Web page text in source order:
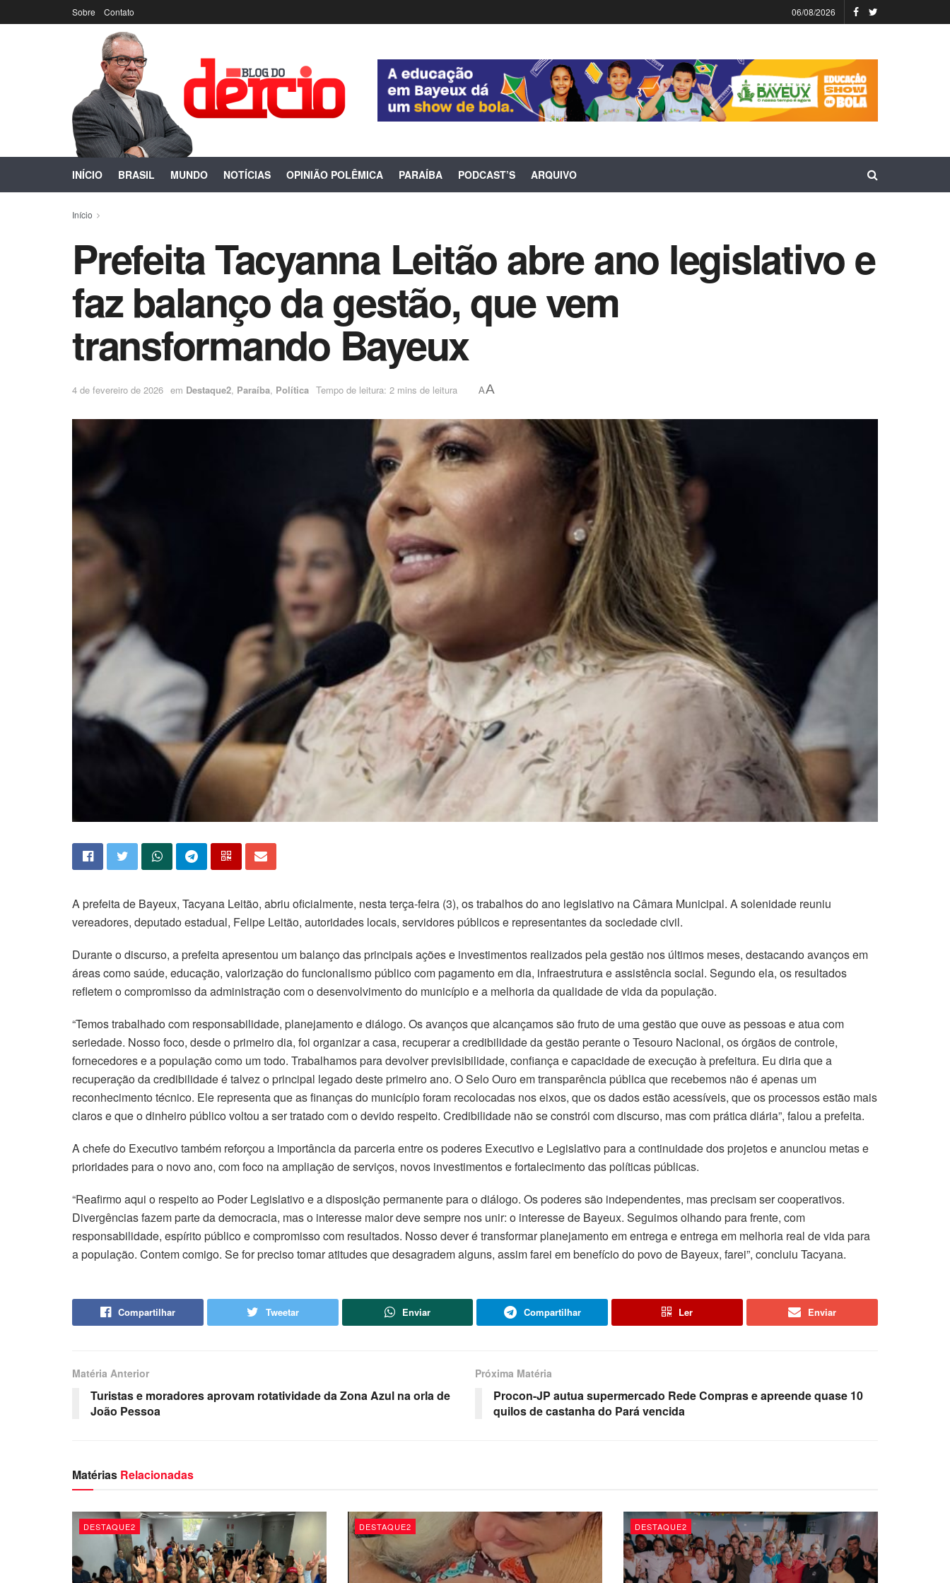
Sobre Contato 06/08/2026
INÍCIO BRASIL MUNDO NOTÍCIAS OPINIÃO POLÊMICA PARAÍBA PODCAST’S ARQUIVO
Início
Prefeita Tacyanna Leitão abre ano legislativo e
faz balanço da gestão, que vem
transformando Bayeux
4 de fevereiro de 2026 em Destaque2, Paraíba, Política Tempo de leitura: 2 mins de leitura AA
A prefeita de Bayeux, Tacyana Leitão, abriu oficialmente, nesta terça-feira (3), os trabalhos do ano legislativo na Câmara Municipal. A solenidade reuniu
vereadores, deputado estadual, Felipe Leitão, autoridades locais, servidores públicos e representantes da sociedade civil.
Durante o discurso, a prefeita apresentou um balanço das principais ações e investimentos realizados pela gestão nos últimos meses, destacando avanços em
áreas como saúde, educação, valorização do funcionalismo público com pagamento em dia, infraestrutura e assistência social. Segundo ela, os resultados
refletem o compromisso da administração com o desenvolvimento do município e a melhoria da qualidade de vida da população.
“Temos trabalhado com responsabilidade, planejamento e diálogo. Os avanços que alcançamos são fruto de uma gestão que ouve as pessoas e atua com
seriedade. Nosso foco, desde o primeiro dia, foi organizar a casa, recuperar a credibilidade da gestão perante o Tesouro Nacional, os órgãos de controle,
fornecedores e a população como um todo. Trabalhamos para devolver previsibilidade, confiança e capacidade de execução à prefeitura. Eu diria que a
recuperação da credibilidade é talvez o principal legado deste primeiro ano. O Selo Ouro em transparência pública que recebemos não é apenas um
reconhecimento técnico. Ele representa que as finanças do município foram recolocadas nos eixos, que os dados estão acessíveis, que os processos estão mais
claros e que o dinheiro público voltou a ser tratado com o devido respeito. Credibilidade não se constrói com discurso, mas com prática diária”, falou a prefeita.
A chefe do Executivo também reforçou a importância da parceria entre os poderes Executivo e Legislativo para a continuidade dos projetos e anunciou metas e
prioridades para o novo ano, com foco na ampliação de serviços, novos investimentos e fortalecimento das políticas públicas.
“Reafirmo aqui o respeito ao Poder Legislativo e a disposição permanente para o diálogo. Os poderes são independentes, mas precisam ser cooperativos.
Divergências fazem parte da democracia, mas o interesse maior deve sempre nos unir: o interesse de Bayeux. Seguimos olhando para frente, com
responsabilidade, espírito público e compromisso com resultados. Nosso dever é transformar planejamento em entrega e entrega em melhoria real de vida para
a população. Contem comigo. Se for preciso tomar atitudes que desagradem alguns, assim farei em benefício do povo de Bayeux, farei”, concluiu Tacyana.
Compartilhar Tweetar Enviar Compartilhar Ler Enviar
Matéria Anterior
Turistas e moradores aprovam rotatividade da Zona Azul na orla de
João Pessoa
Próxima Matéria
Procon-JP autua supermercado Rede Compras e apreende quase 10
quilos de castanha do Pará vencida
Matérias Relacionadas
DESTAQUE2 DESTAQUE2 DESTAQUE2